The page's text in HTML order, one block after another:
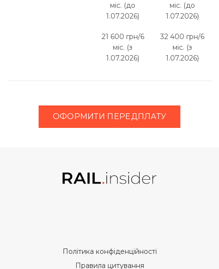
міс. (до
1.07.2026)
21 600 грн/6
міс. (з
1.07.2026)
міс. (до
1.07.2026)
32 400 грн/6
міс. (з
1.07.2026)
ОФОРМИТИ ПЕРЕДПЛАТУ
Політика конфіденційності
Правила цитування